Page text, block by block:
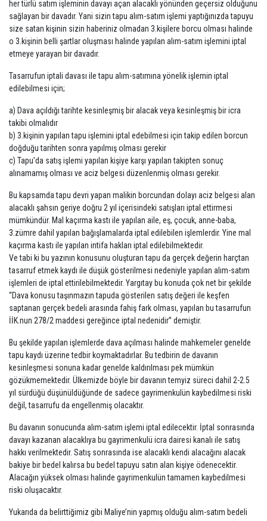
her türlü satım işleminin davayı açan alacaklı yönünden geçersiz olduğunu
sağlayan bir davadır. Yani sizin tapu alım-satım işlemi yaptığınızda tapuyu
size satan kişinin sizin haberiniz olmadan 3.kişilere borcu olması halinde
o 3.kişinin belli şartlar oluşması halinde yapılan alım-satım işlemini iptal
etmeye yarayan bir davadır.
Tasarrufun iptali davası ile tapu alım-satımına yönelik işlemin iptal
edilebilmesi için;
a) Dava açıldığı tarihte kesinleşmiş bir alacak veya kesinleşmiş bir icra
takibi olmalıdır
b) 3.kişinin yapılan tapu işlemini iptal edebilmesi için takip edilen borcun
doğduğu tarihten sonra yapılmış olması gerekir
c) Tapu’da satış işlemi yapılan kişiye karşı yapılan takipten sonuç
alınamamış olması ve aciz belgesi düzenlenmiş olması gerekir.
Bu kapsamda tapu devri yapan malikin borcundan dolayı aciz belgesi alan
alacaklı şahsın geriye doğru 2 yıl içerisindeki satışları iptal ettirmesi
mümkündür. Mal kaçırma kastı ile yapılan aile, eş, çocuk, anne-baba,
3.zümre dahil yapılan bağışlamalarda iptal edilebilen işlemlerdir. Yine mal
kaçırma kastı ile yapılan intifa hakları iptal edilebilmektedir.
Ve tabi ki bu yazının konusunu oluşturan tapu da gerçek değerin harçtan
tasarruf etmek kaydı ile düşük gösterilmesi nedeniyle yapılan alım-satım
işlemleri de iptal ettirilebilmektedir. Yargıtay bu konuda çok net bir şekilde
“Dava konusu taşınmazın tapuda gösterilen satış değeri ile keşfen
saptanan gerçek bedeli arasında fahiş fark olması, yapılan bu tasarrufun
İİK.nun 278/2 maddesi gereğince iptal nedenidir” demiştir.
Bu şekilde yapılan işlemlerde dava açılması halinde mahkemeler genelde
tapu kaydı üzerine tedbir koymaktadırlar. Bu tedbirin de davanın
kesinleşmesi sonuna kadar genelde kaldırılması pek mümkün
gözükmemektedir. Ülkemizde böyle bir davanın temyiz süreci dahil 2-2.5
yıl sürdüğü düşünüldüğünde de sadece gayrimenkulün kaybedilmesi riski
değil, tasarrufu da engellenmiş olacaktır.
Bu davanın sonucunda alım-satım işlemi iptal edilecektir. İptal sonrasında
davayı kazanan alacaklıya bu gayrimenkulü icra dairesi kanalı ile satış
hakkı verilmektedir. Satış sonrasında ise alacaklı kendi alacağını alacak
bakiye bir bedel kalırsa bu bedel tapuyu satın alan kişiye ödenecektir.
Alacağın yüksek olması halinde gayrimenkulün tamamen kaybedilmesi
riski oluşacaktır.
Yukarıda da belirttiğimiz gibi Maliye’nin yapmış olduğu alım-satım bedeli